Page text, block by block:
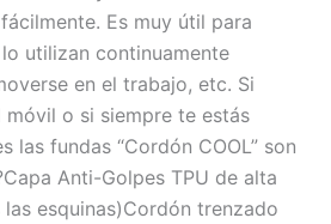
Es muy útil para
utilizan continuamente
en el trabajo, etc. Si
o si siempre te estás
las fundas “Cordón COOL” son
Anti-Golpes TPU de alta
esquinas)Cordón trenzado